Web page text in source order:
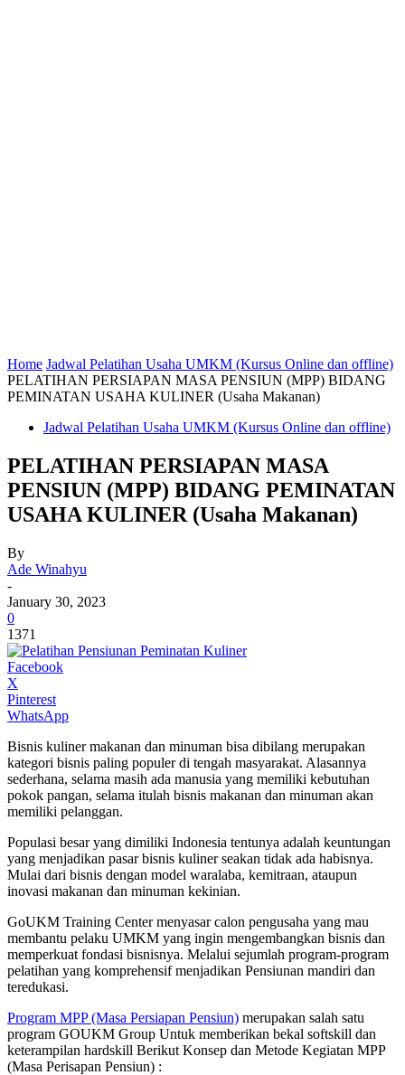
Home Jadwal Pelatihan Usaha UMKM (Kursus Online dan offline)
PELATIHAN PERSIAPAN MASA PENSIUN (MPP) BIDANG
PEMINATAN USAHA KULINER (Usaha Makanan)
Jadwal Pelatihan Usaha UMKM (Kursus Online dan offline)
PELATIHAN PERSIAPAN MASA
PENSIUN (MPP) BIDANG PEMINATAN
USAHA KULINER (Usaha Makanan)
By
Ade Winahyu
-
January 30, 2023
0
1371
Facebook
X
Pinterest
WhatsApp
Bisnis kuliner makanan dan minuman bisa dibilang merupakan
kategori bisnis paling populer di tengah masyarakat. Alasannya
sederhana, selama masih ada manusia yang memiliki kebutuhan
pokok pangan, selama itulah bisnis makanan dan minuman akan
memiliki pelanggan.
Populasi besar yang dimiliki Indonesia tentunya adalah keuntungan
yang menjadikan pasar bisnis kuliner seakan tidak ada habisnya.
Mulai dari bisnis dengan model waralaba, kemitraan, ataupun
inovasi makanan dan minuman kekinian.
GoUKM Training Center menyasar calon pengusaha yang mau
membantu pelaku UMKM yang ingin mengembangkan bisnis dan
memperkuat fondasi bisnisnya. Melalui sejumlah program-program
pelatihan yang komprehensif menjadikan Pensiunan mandiri dan
teredukasi.
Program MPP (Masa Persiapan Pensiun) merupakan salah satu
program GOUKM Group Untuk memberikan bekal softskill dan
keterampilan hardskill Berikut Konsep dan Metode Kegiatan MPP
(Masa Perisapan Pensiun) :